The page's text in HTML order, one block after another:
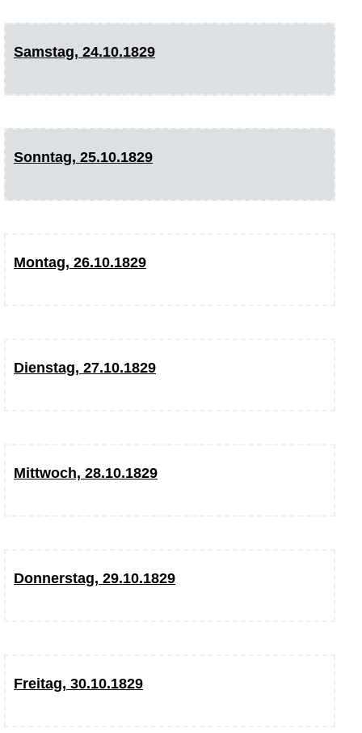
Samstag, 24.10.1829
Sonntag, 25.10.1829
Montag, 26.10.1829
Dienstag, 27.10.1829
Mittwoch, 28.10.1829
Donnerstag, 29.10.1829
Freitag, 30.10.1829